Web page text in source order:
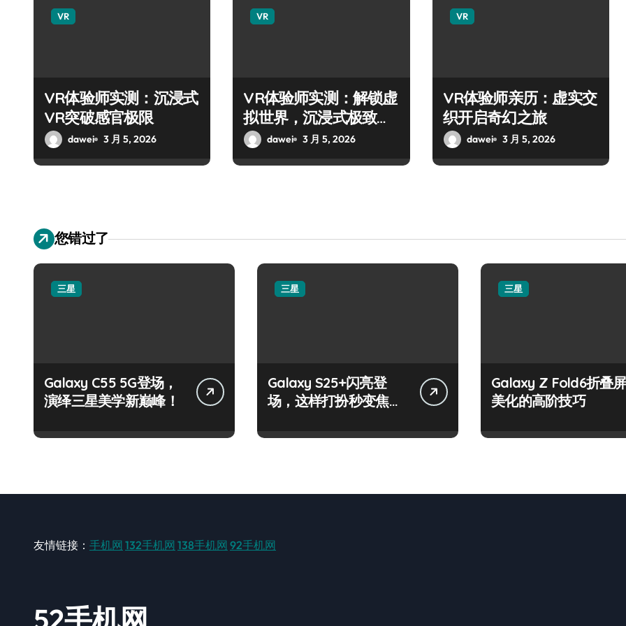
VR
VR体验师实测：沉浸式
VR突破感官极限
dawei 3 月 5, 2026
VR
VR体验师实测：解锁虚
拟世界，沉浸式极致之
旅！dawei 3 月 5, 2026
VR
VR体验师亲历：虚实交
织开启奇幻之旅
dawei 3 月 5, 2026
您错过了
三星
Galaxy C55 5G登场，
演绎三星美学新巅峰！
三星
Galaxy S25+闪亮登
场，这样打扮秒变焦
三星
Galaxy Z Fold6折叠屏
美化的高阶技巧
友情链接： 手机网 132手机网 138手机网 92手机网
52手机网